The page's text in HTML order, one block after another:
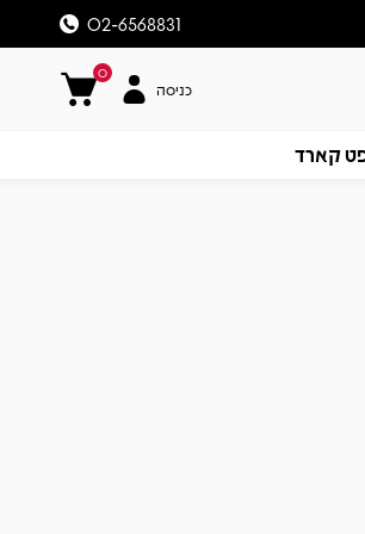
02-6568831
0
כניסה
קארד